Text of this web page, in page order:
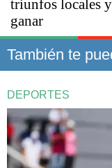
triunfos locales
ganar
También te
DEPORTES